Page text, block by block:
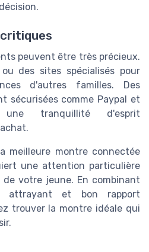
peuvent être très précieux.
des sites spécialisés pour
d'autres familles. Des
sécurisées comme Paypal et
une tranquillité d'esprit
meilleure montre connectée
une attention particulière
de votre jeune. En combinant
attrayant et bon rapport
trouver la montre idéale qui